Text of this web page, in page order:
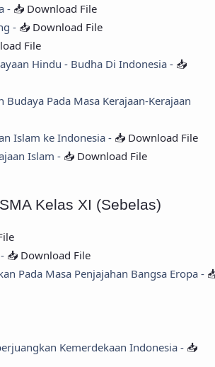
- 📥 Download File
- 📥 Download File
File
Hindu - Budha Di Indonesia - 📥
Pada Masa Kerajaan-Kerajaan
Islam ke Indonesia - 📥 Download File
Islam - 📥 Download File
Kelas XI (Sebelas)
📥 Download File
Pada Masa Penjajahan Bangsa Eropa -
Kemerdekaan Indonesia - 📥